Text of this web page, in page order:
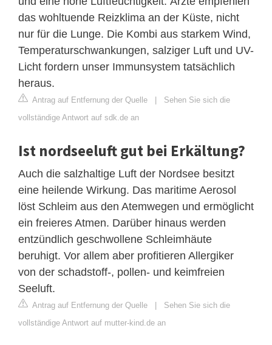
das wohltuende Reizklima an der Küste, nicht
nur für die Lunge. Die Kombi aus starkem Wind,
Temperaturschwankungen, salziger Luft und UV-
Licht fordern unser Immunsystem tatsächlich
heraus.
Antrag auf Entfernung der Quelle | Sehen Sie sich die
vollständige Antwort auf sdk.de an
Ist nordseeluft gut bei Erkältung?
Auch die salzhaltige Luft der Nordsee besitzt
eine heilende Wirkung. Das maritime Aerosol
löst Schleim aus den Atemwegen und ermöglicht
ein freieres Atmen. Darüber hinaus werden
entzündlich geschwollene Schleimhäute
beruhigt. Vor allem aber profitieren Allergiker
von der schadstoff-, pollen- und keimfreien
Seeluft.
Antrag auf Entfernung der Quelle | Sehen Sie sich die
vollständige Antwort auf mutter-kind.de an